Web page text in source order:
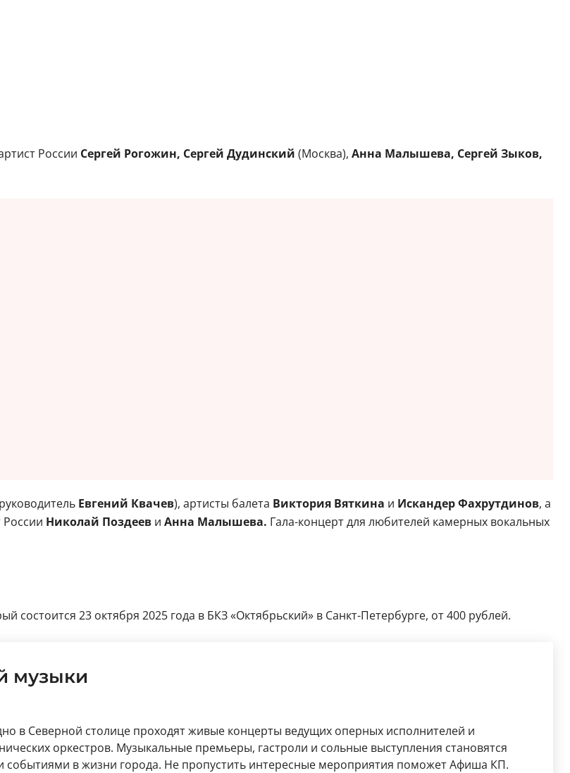
России Сергей Рогожин, Сергей Дудинский (Москва), Анна Малышева, Сергей Зыков,
Евгений Квачев), артисты балета Виктория Вяткина и Искандер Фахрутдинов, а
Николай Поздеев и Анна Малышева. Гала-концерт для любителей камерных вокальных
состоится 23 октября 2025 года в БКЗ «Октябрьский» в Санкт-Петербурге, от 400 рублей.
музыки
в Северной столице проходят живые концерты ведущих оперных исполнителей и
оркестров. Музыкальные премьеры, гастроли и сольные выступления становятся
событиями в жизни города. Не пропустить интересные мероприятия поможет Афиша КП.